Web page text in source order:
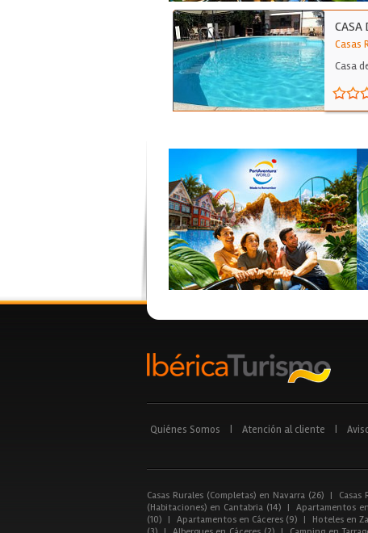
CASA
Casas
Casa
Quiénes Somos Atención al cliente
Casas Rurales (Completas) en Navarra (26) | Casas
(Habitaciones) en Cantabria (14)
| Apartamentos
(10)
| Apartamentos en Cáceres (9) | Hoteles en